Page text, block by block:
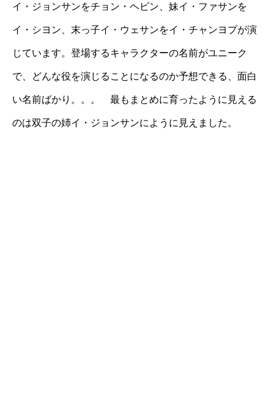
イ・ジョンサンをチョン・ヘビン、妹イ・ファサンを
イ・シヨン、末っ子イ・ウェサンをイ・チャンヨプが演
じています。登場するキャラクターの名前がユニーク
で、どんな役を演じることになるのか予想できる、面白
い名前ばかり。。。 最もまとめに育ったように見える
のは双子の姉イ・ジョンサンにように見えました。